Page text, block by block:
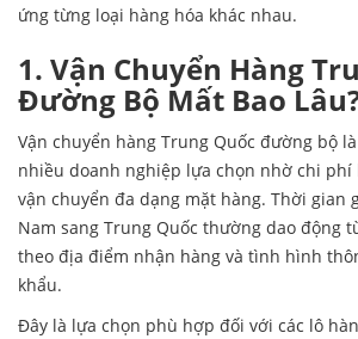
ứng từng loại hàng hóa khác nhau.
1. Vận Chuyển Hàng
Đường Bộ Mất Bao
Vận chuyển hàng Trung Quốc đường bộ
nhiều doanh nghiệp lựa chọn nhờ chi phí
vận chuyển đa dạng mặt hàng. Thời gian
Nam sang Trung Quốc thường dao động
theo địa điểm nhận hàng và tình hình
khẩu.
Đây là lựa chọn phù hợp đối với các lô